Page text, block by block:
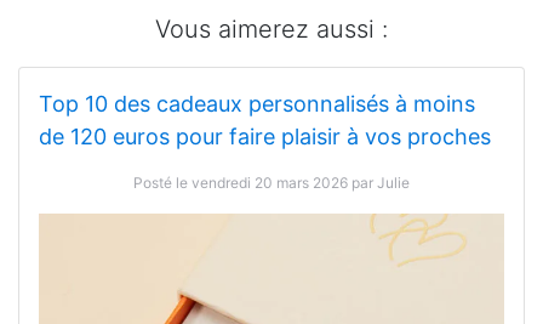
Vous aimerez aussi :
Top 10 des cadeaux personnalisés à moins
de 120 euros pour faire plaisir à vos proches
Posté le vendredi 20 mars 2026 par Julie